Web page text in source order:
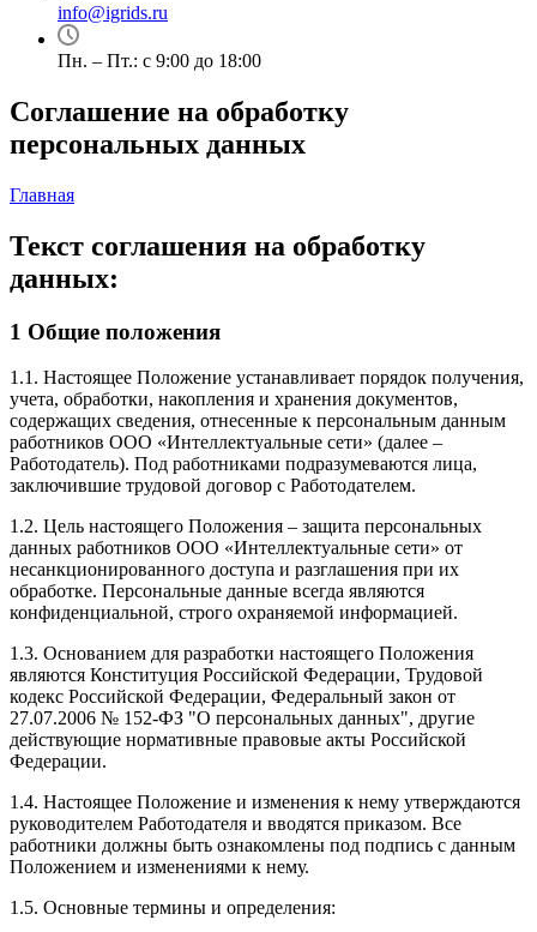
info@igrids.ru
Пн. – Пт.: с 9:00 до 18:00
Соглашение на обработку
персональных данных
Главная
Текст соглашения на обработку
данных:
1 Общие положения
1.1. Настоящее Положение устанавливает порядок получения,
учета, обработки, накопления и хранения документов,
содержащих сведения, отнесенные к персональным данным
работников ООО «Интеллектуальные сети» (далее –
Работодатель). Под работниками подразумеваются лица,
заключившие трудовой договор с Работодателем.
1.2. Цель настоящего Положения – защита персональных
данных работников ООО «Интеллектуальные сети» от
несанкционированного доступа и разглашения при их
обработке. Персональные данные всегда являются
конфиденциальной, строго охраняемой информацией.
1.3. Основанием для разработки настоящего Положения
являются Конституция Российской Федерации, Трудовой
кодекс Российской Федерации, Федеральный закон от
27.07.2006 № 152-ФЗ "О персональных данных", другие
действующие нормативные правовые акты Российской
Федерации.
1.4. Настоящее Положение и изменения к нему утверждаются
руководителем Работодателя и вводятся приказом. Все
работники должны быть ознакомлены под подпись с данным
Положением и изменениями к нему.
1.5. Основные термины и определения: